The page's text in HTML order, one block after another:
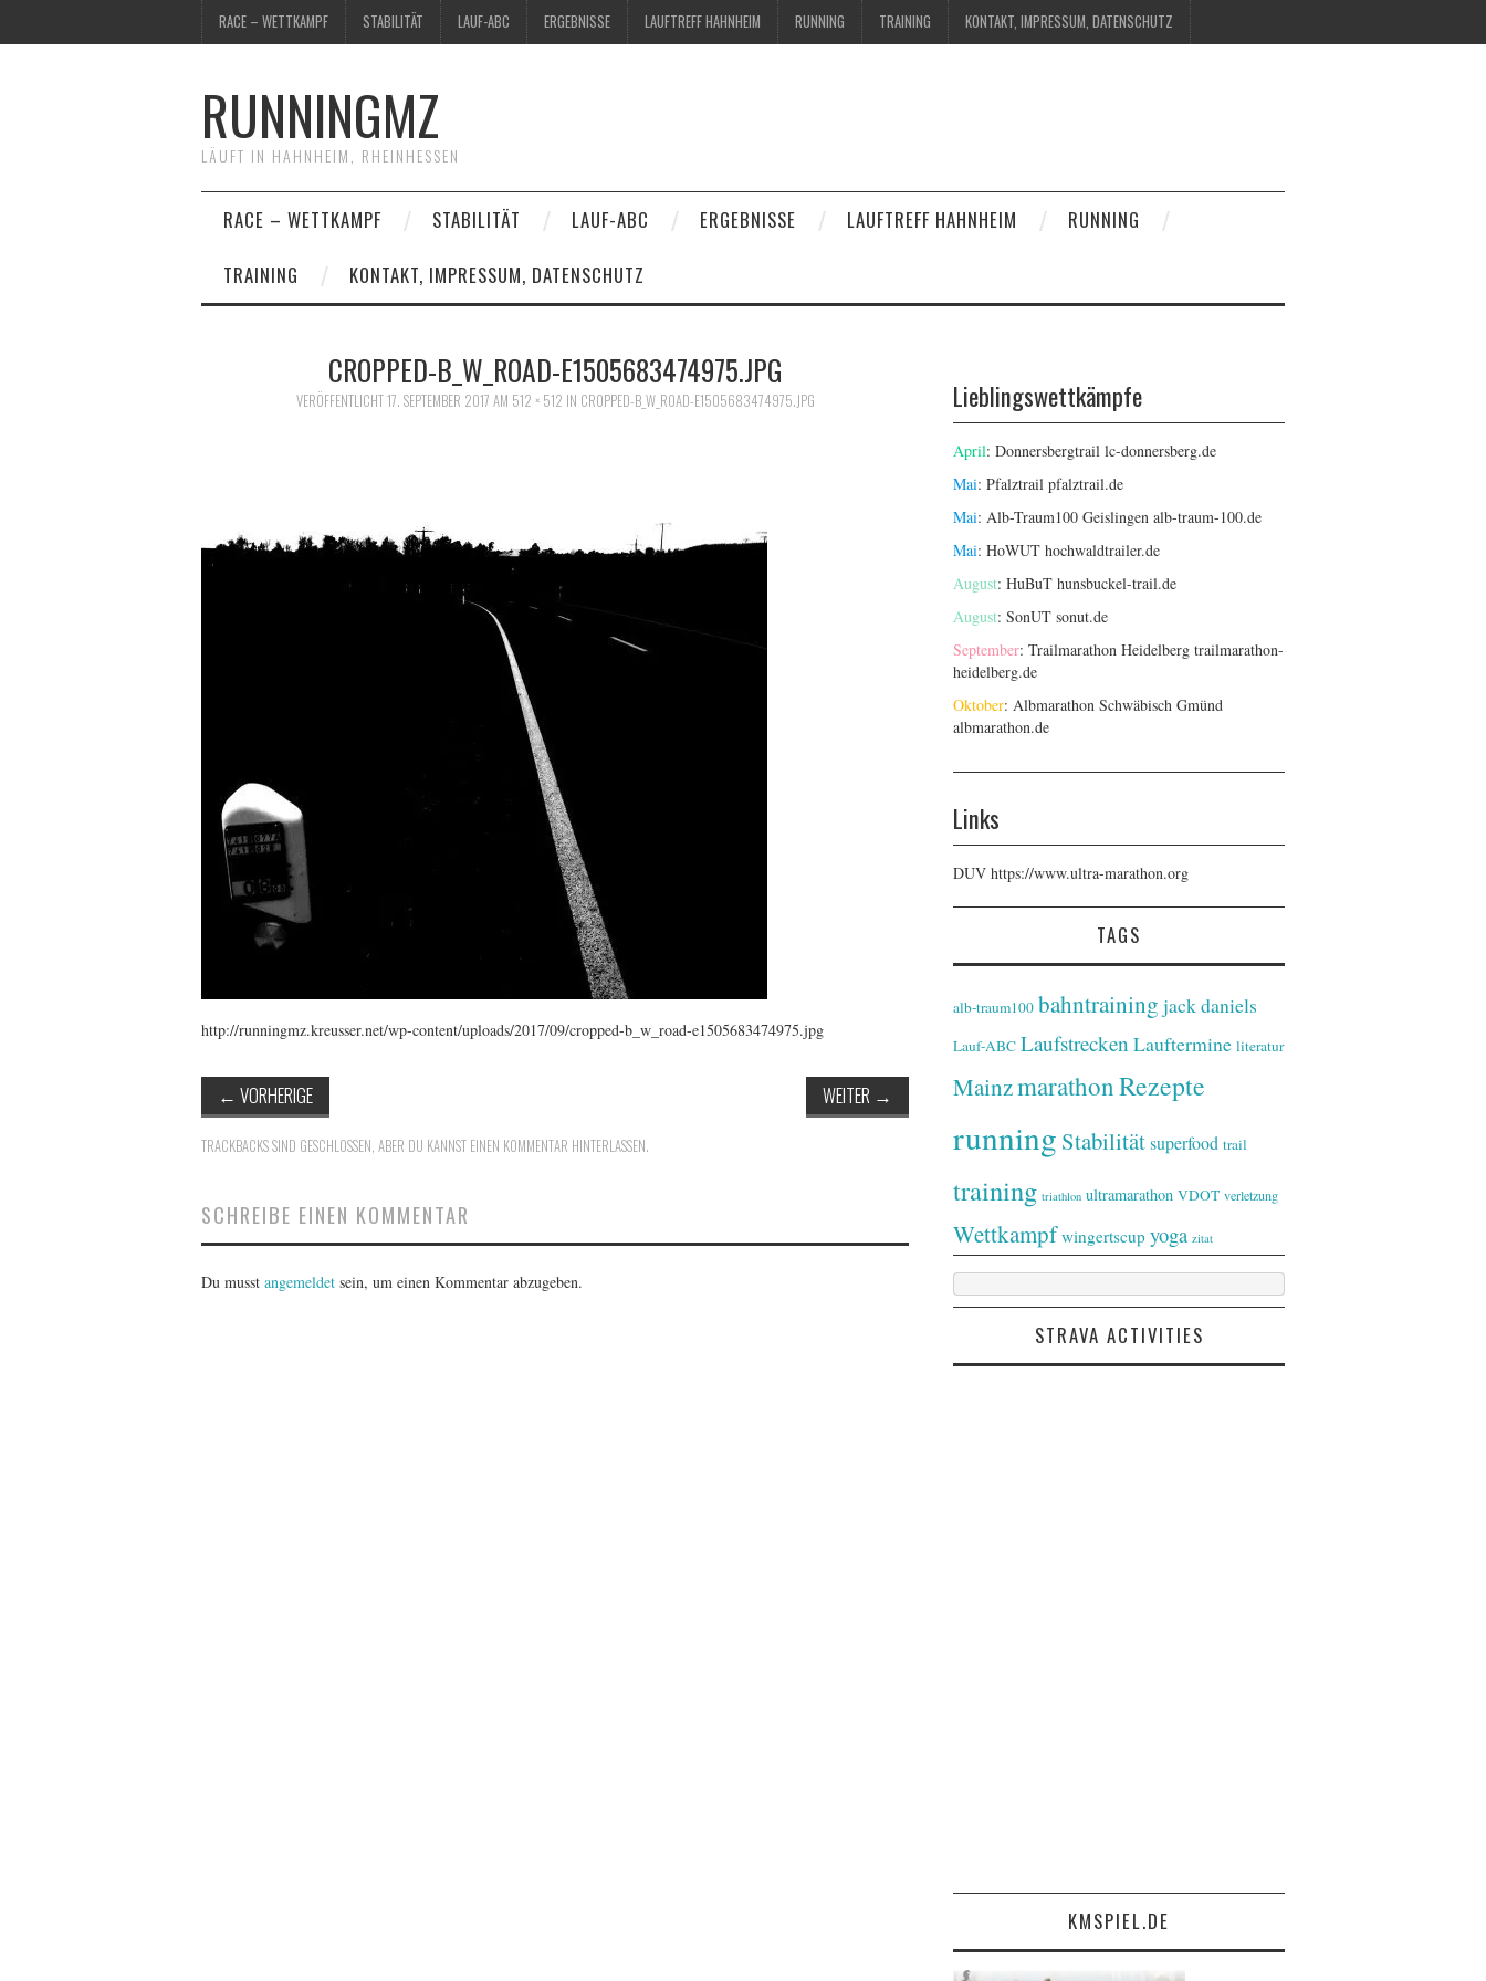
RACE – WETTKAMPF STABILITÄT LAUF-ABC ERGEBNISSE LAUFTREFF HAHNHEIM RUNNING TRAINING KONTAKT, IMPRESSUM, DATENSCHUTZ
RUNNINGMZ
LÄUFT IN HAHNHEIM, RHEINHESSEN
RACE – WETTKAMPF STABILITÄT LAUF-ABC ERGEBNISSE LAUFTREFF HAHNHEIM
RUNNING
TRAINING
KONTAKT, IMPRESSUM, DATENSCHUTZ
CROPPED-B_W_ROAD-E1505683474975.JPG
VERÖFFENTLICHT17. SEPTEMBER 2017 AM 512 × 512 IN CROPPED-B_W_ROAD-E1505683474975.JPG
http://runningmz.kreusser.net/wp-content/uploads/2017/09/cropped-b_w_road-e1505683474975.jpg
← VORHERIGE WEITER →
TRACKBACKS SIND GESCHLOSSEN, ABER DU KANNST EINEN KOMMENTAR HINTERLASSEN.
SCHREIBE EINEN KOMMENTAR
Du musst angemeldet sein, um einen Kommentar abzugeben.
Lieblingswettkämpfe
April: Donnersbergtrail lc-donnersberg.de
Mai: Pfalztrail pfalztrail.de
Mai: Alb-Traum100 Geislingen alb-traum-100.de
Mai: HoWUT hochwaldtrailer.de
August: HuBuT hunsbuckel-trail.de
August: SonUT sonut.de
September: Trailmarathon Heidelberg trailmarathon-
heidelberg.de
Oktober: Albmarathon Schwäbisch Gmünd
albmarathon.de
Links
DUV https://www.ultra-marathon.org
TAGS
alb-traum100 bahntraining jack daniels
Lauf-ABC Laufstrecken Lauftermine literatur
MainzmarathonRezepte
running Stabilitätsuperfood trail
training triathlon ultramarathon VDOT verletzung
Wettkampf wingertscup yoga zitat
STRAVA ACTIVITIES
KMSPIEL.DE